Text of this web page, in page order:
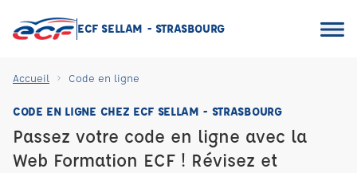
ECF SELLAM - STRASBOURG
Accueil Code en ligne
CODE EN LIGNE CHEZ ECF SELLAM - STRASBOURG
Passez votre code en ligne avec la
Web Formation ECF ! Révisez et